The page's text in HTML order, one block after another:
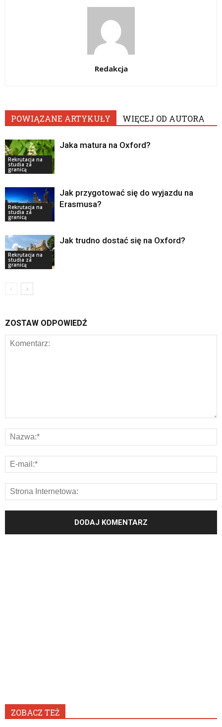
Redakcja
POWIĄZANE ARTYKUŁY WIĘCEJ OD AUTORA
Rekrutacja na
studia za
granicą
Jaka matura na Oxford?
Rekrutacja na
studia za
granicą
Jak przygotować się do wyjazdu na
Erasmusa?
Rekrutacja na
studia za
granicą
Jak trudno dostać się na Oxford?
ZOSTAW ODPOWIEDŹ
ZOBACZ TEŻ